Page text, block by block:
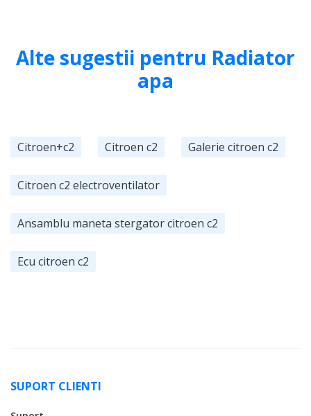
Alte sugestii pentru Radiator
apa
Citroen+c2 Citroen c2 Galerie citroen c2
Citroen c2 electroventilator
Ansamblu maneta stergator citroen c2
Ecu citroen c2
SUPORT CLIENTI